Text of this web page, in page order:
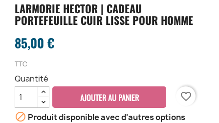
LARMORIE HECTOR | CADEAU
PORTEFEUILLE CUIR LISSE POUR HOMME
85,00 €
TTC
Quantité
AJOUTER AU PANIER favorite_border
 Produit disponible avec d'autres options